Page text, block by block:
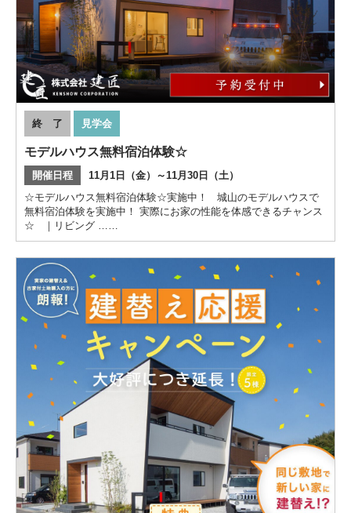
終 了 見学会
モデルハウス無料宿泊体験☆
開催日程
11月1日（金）～11月30日（土）
☆モデルハウス無料宿泊体験☆実施中！ 城山のモデルハウスで
無料宿泊体験を実施中！ 実際にお家の性能を体感できるチャンス
☆ ｜リビング ……